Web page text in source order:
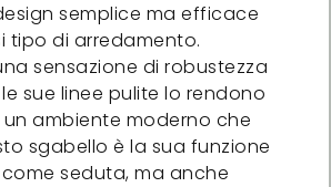
semplice ma efficace
tipo di arredamento.
sensazione di robustezza
sue linee pulite lo rendono
ambiente moderno che
sgabello è la sua funzione
seduta, ma anche